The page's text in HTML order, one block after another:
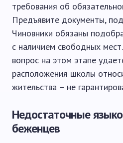
требования об
Предъявите документы,
Чиновники обязаны
с наличием свободных
вопрос на этом этапе
расположения школы
жительства – не
Недостаточные
беженцев